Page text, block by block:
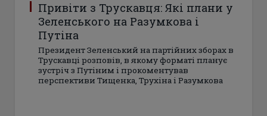
Привіти з Трускавця: Які плани у
Зеленського на Разумкова і
Путіна
Президент Зеленський на партійних зборах в
Трускавці розповів, в якому форматі планує
зустріч з Путіним і прокоментував
перспективи Тищенка, Трухіна і Разумкова